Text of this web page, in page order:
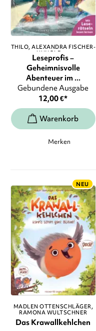
THILO ALEXANDRA FISCHER-
HUNOLD, ...
Leseprofis –
Geheimnisvolle
Abenteuer im ...
Gebundene Ausgabe
12,00€*
Merken
NEU
MADLEN OTTENSCHLÄGER
RAMONA WULTSCHNER
Das Krawallkehlchen